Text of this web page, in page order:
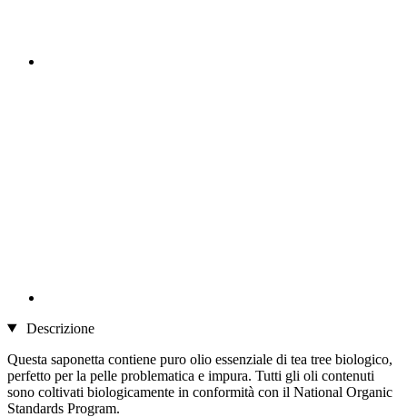
Descrizione
Questa saponetta contiene puro olio essenziale di tea tree biologico,
perfetto per la pelle problematica e impura. Tutti gli oli contenuti
sono coltivati biologicamente in conformità con il National Organic
Standards Program.